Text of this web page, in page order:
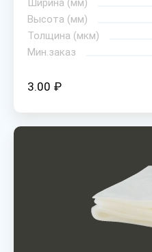
Ширина (мм)
Высота (мм)
Толщина (мкм)
Мин.заказ
3.00 ₽